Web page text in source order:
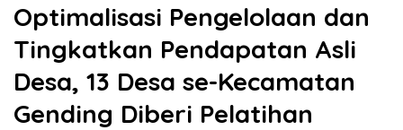
Optimalisasi Pengelolaan dan
Tingkatkan Pendapatan Asli
Desa, 13 Desa se-Kecamatan
Gending Diberi Pelatihan